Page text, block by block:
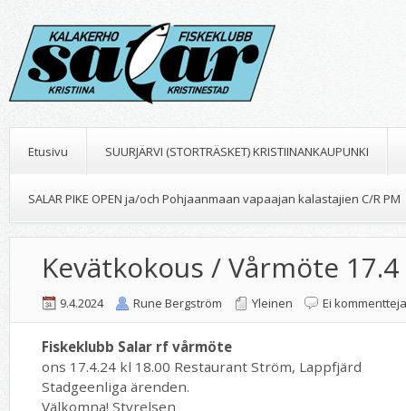
Etusivu SUURJÄRVI (STORTRÄSKET) KRISTIINANKAUPUNKI
SALAR PIKE OPEN ja/och Pohjaanmaan vapaajan kalastajien C/R PM
Kevätkokous / Vårmöte 17.4
9.4.2024 Rune Bergström Yleinen Ei kommentteja
Fiskeklubb Salar rf vårmöte
ons 17.4.24 kl 18.00 Restaurant Ström, Lappfjärd
Stadgeenliga ärenden.
Välkomna! Styrelsen